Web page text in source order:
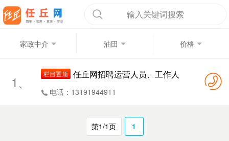
输入关键词搜索
家政中介 油田 价格
1、 栏目置顶 任丘网招聘运营人员、工作人
员、以及推广人员。
电话：13191944911
第1/1页 1